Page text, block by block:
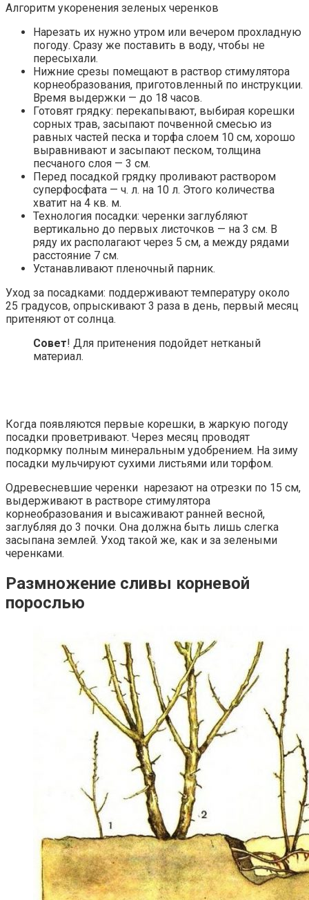
Алгоритм укоренения зеленых черенков
Нарезать их нужно утром или вечером прохладную
погоду. Сразу же поставить в воду, чтобы не
пересыхали.
Нижние срезы помещают в раствор стимулятора
корнеобразования, приготовленный по инструкции.
Время выдержки — до 18 часов.
Готовят грядку: перекапывают, выбирая корешки
сорных трав, засыпают почвенной смесью из
равных частей песка и торфа слоем 10 см, хорошо
выравнивают и засыпают песком, толщина
песчаного слоя — 3 см.
Перед посадкой грядку проливают раствором
суперфосфата — ч. л. на 10 л. Этого количества
хватит на 4 кв. м.
Технология посадки: черенки заглубляют
вертикально до первых листочков — на 3 см. В
ряду их располагают через 5 см, а между рядами
расстояние 7 см.
Устанавливают пленочный парник.
Уход за посадками: поддерживают температуру около
25 градусов, опрыскивают 3 раза в день, первый месяц
притеняют от солнца.
Совет! Для притенения подойдет нетканый
материал.
Когда появляются первые корешки, в жаркую погоду
посадки проветривают. Через месяц проводят
подкормку полным минеральным удобрением. На зиму
посадки мульчируют сухими листьями или торфом.
Одревесневшие черенки нарезают на отрезки по 15 см,
выдерживают в растворе стимулятора
корнеобразования и высаживают ранней весной,
заглубляя до 3 почки. Она должна быть лишь слегка
засыпана землей. Уход такой же, как и за зелеными
черенками.
Размножение сливы корневой
порослью